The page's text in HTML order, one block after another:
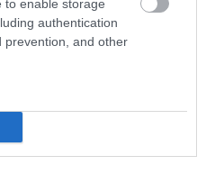
to enable storage
authentication
prevention, and other
többen kerestek ingatlant, mint